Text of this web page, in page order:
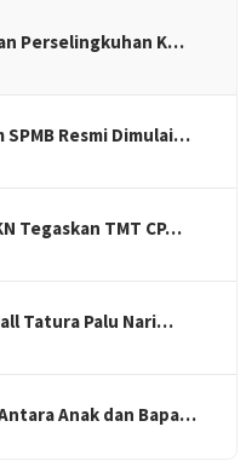
Perselingkuhan K…
Resmi Dimulai…
Tegaskan TMT CP…
Tatura Palu Nari…
Anak dan Bapa…